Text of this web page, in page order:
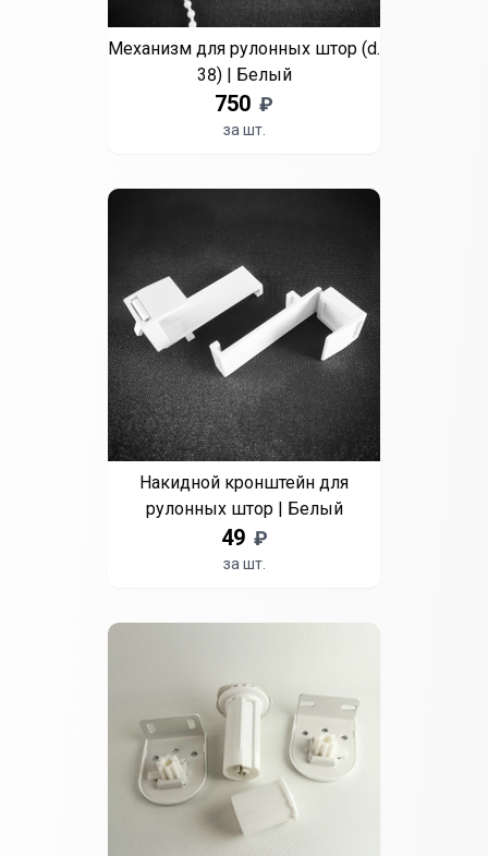
Механизм для рулонных штор (d.
38) | Белый
750 ₽
за шт.
Накидной кронштейн для
рулонных штор | Белый
49 ₽
за шт.